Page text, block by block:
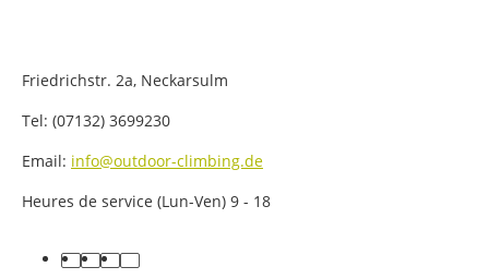
Friedrichstr. 2a, Neckarsulm
Tel: (07132) 3699230
Email: info@outdoor-climbing.de
Heures de service (Lun-Ven) 9 - 18
facebook
youtube
instagram
tiktok